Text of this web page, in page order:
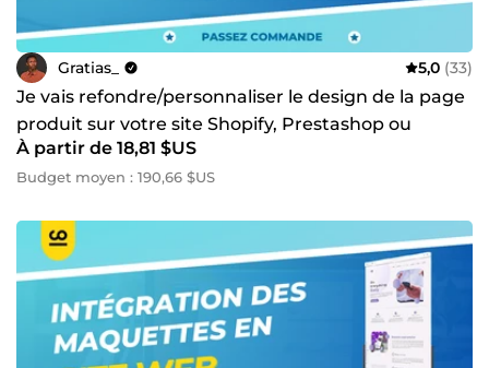
Gratias_ 5,0 (33)
Je vais refondre/personnaliser le design de la page
produit sur votre site Shopify, Prestashop ou
WordPress
À partir de 18,81 $US
Budget moyen : 190,66 $US